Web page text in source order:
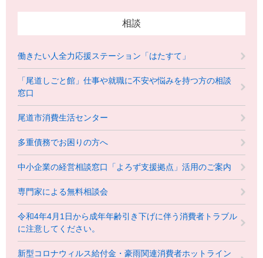
相談
働きたい人全力応援ステーション「はたすて」
「尾道しごと館」仕事や就職に不安や悩みを持つ方の相談
窓口
尾道市消費生活センター
多重債務でお困りの方へ
中小企業の経営相談窓口「よろず支援拠点」活用のご案内
専門家による無料相談会
令和4年4月1日から成年年齢引き下げに伴う消費者トラブル
に注意してください。
新型コロナウィルス給付金・豪雨関連消費者ホットライン